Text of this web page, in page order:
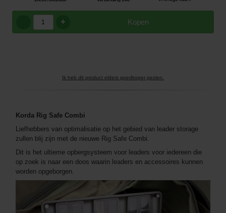
Kopen
+
Ik heb dit product elders goedkoper gezien.
Korda Rig Safe Combi
Liefhebbers van optimalisatie op het gebied van leader storage
zullen blij zijn met de nieuwe Rig Safe Combi.
Dit is het ultieme opbergsysteem voor leaders voor iedereen die
op zoek is naar een doos waarin leaders en accessoires kunnen
worden opgeborgen.